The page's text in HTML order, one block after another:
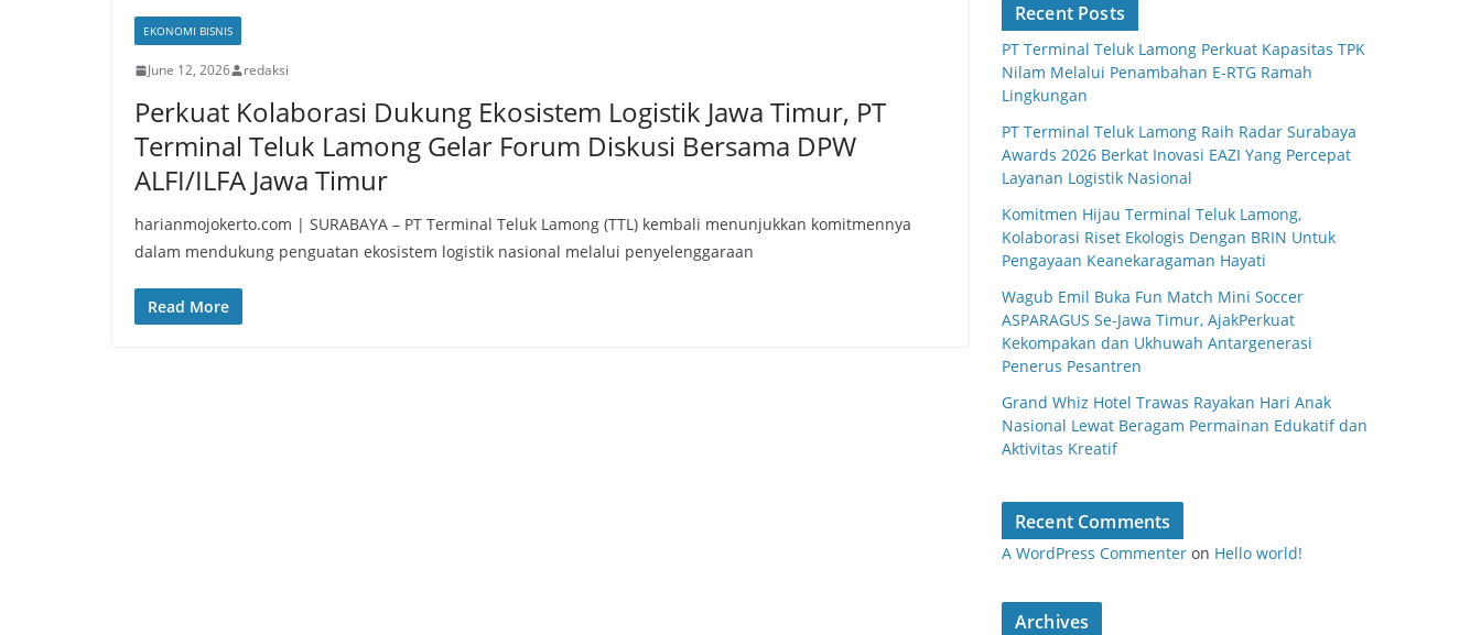
EKONOMI BISNIS
June 12, 2026 redaksi
Perkuat Kolaborasi Dukung Ekosistem Logistik Jawa Timur, PT
Terminal Teluk Lamong Gelar Forum Diskusi Bersama DPW
ALFI/ILFA Jawa Timur
harianmojokerto.com | SURABAYA – PT Terminal Teluk Lamong (TTL) kembali menunjukkan komitmennya
dalam mendukung penguatan ekosistem logistik nasional melalui penyelenggaraan
Read More
Recent Posts
PT Terminal Teluk Lamong Perkuat Kapasitas TPK
Nilam Melalui Penambahan E-RTG Ramah
Lingkungan
PT Terminal Teluk Lamong Raih Radar Surabaya
Awards 2026 Berkat Inovasi EAZI Yang Percepat
Layanan Logistik Nasional
Komitmen Hijau Terminal Teluk Lamong,
Kolaborasi Riset Ekologis Dengan BRIN Untuk
Pengayaan Keanekaragaman Hayati
Wagub Emil Buka Fun Match Mini Soccer
ASPARAGUS Se-Jawa Timur, AjakPerkuat
Kekompakan dan Ukhuwah Antargenerasi
Penerus Pesantren
Grand Whiz Hotel Trawas Rayakan Hari Anak
Nasional Lewat Beragam Permainan Edukatif dan
Aktivitas Kreatif
Recent Comments
A WordPress Commenter on Hello world!
Archives